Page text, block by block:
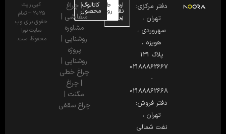
دفتر مرکزی:
تهران ،
سهروردی ،
هویزه ،
پلاک 131
02188862667
-
02188862668
دفتر فروش:
تهران ،
نفت شمالی
ارسال
نقشه
پروژه
طراحی
روشنایی
کاتالوگ
محصول
| چراغ
سفارشی |
مشاوره
روشنایی |
پروژه
روشنایی |
چراغ خطی
| چراغ
مگنت |
چراغ سقفی
کپی رایت
2025 – تمام
حقوق برای وب
سایت نورا
محفوظ است.